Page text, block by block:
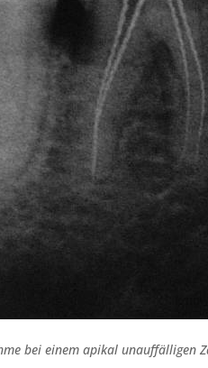
bei einem apikal unauffälligen